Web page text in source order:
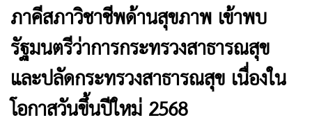
ภาคีสภาวิชาชีพด้านสุขภาพ เข้าพบ
รัฐมนตรีว่าการกระทรวงสาธารณสุข
และปลัดกระทรวงสาธารณสุข เนื่องใน
โอกาสวันขึ้นปีใหม่ 2568